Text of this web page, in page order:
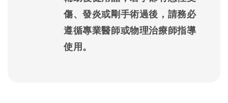
傷、發炎或剛手術過後，請務必
遵循專業醫師或物理治療師指導
使用。